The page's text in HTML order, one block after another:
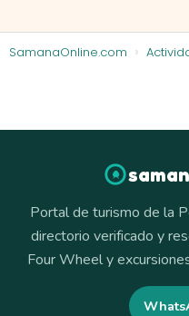
SamanaOnline.com
Portal de turismo de la
directorio verificado y
Four Wheel y